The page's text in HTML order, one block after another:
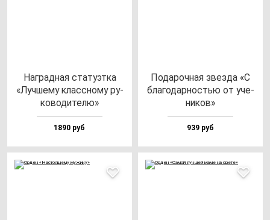
Наг­рад­ная ста­ту­эт­ка
«Луч­ше­му клас­сно­му ру­
ко­во­ди­те­лю»
1890 руб
Пода­роч­ная звез­да «С
бла­го­дар­ностью от уче­
ни­ков»
939 руб